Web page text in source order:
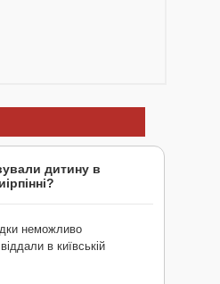
дитину в
неможливо
в київській